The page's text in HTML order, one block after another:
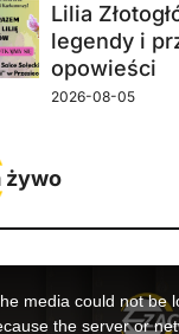
Lilia
legendy i
opowieści
2026-08-05
żywo